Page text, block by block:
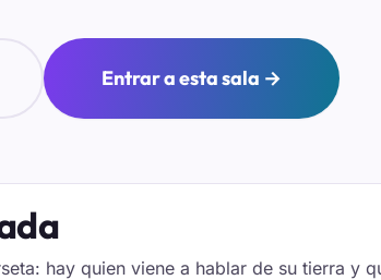
Entrar a esta sala →
hay quien viene a hablar de su tierra y